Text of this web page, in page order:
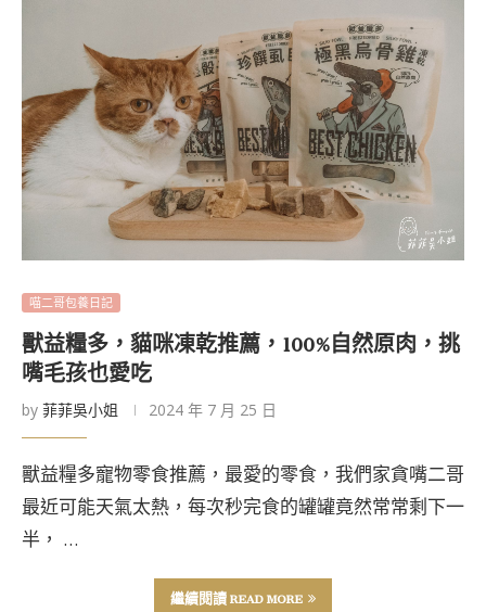
喵二哥包養日記
獸益糧多，貓咪凍乾推薦，100%自然原肉，挑
嘴毛孩也愛吃
by 菲菲吳小姐 2024 年 7 月 25 日
獸益糧多寵物零食推薦，最愛的零食，我們家貪嘴二哥
最近可能天氣太熱，每次秒完食的罐罐竟然常常剩下一
半， …
繼續閱讀 READ MORE